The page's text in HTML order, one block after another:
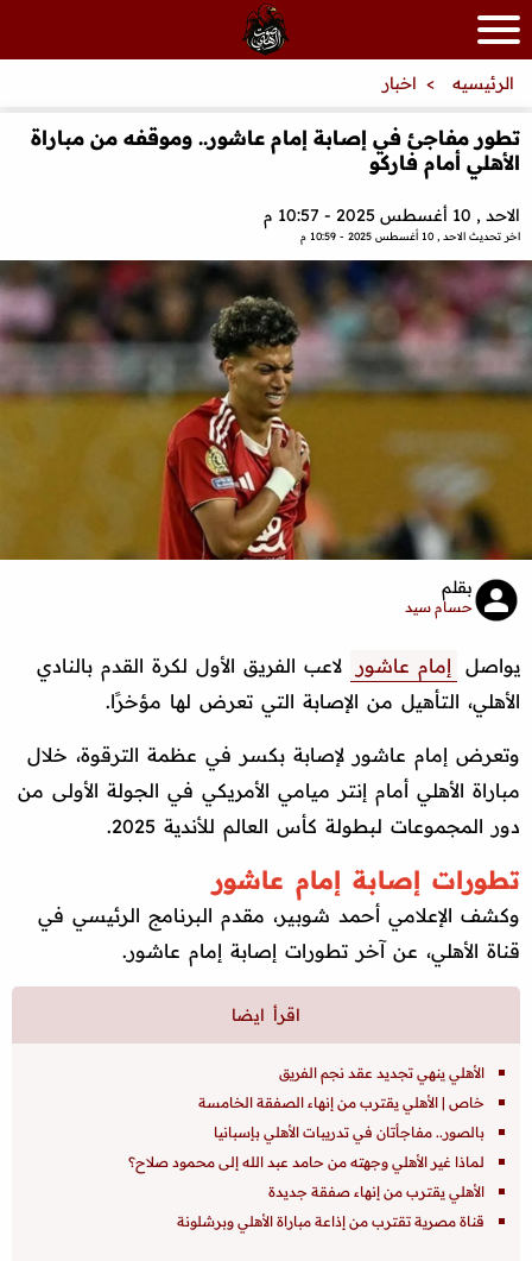
الرئيسيه اخبار
تطور مفاجئ في إصابة إمام عاشور.. وموقفه من مباراة
الأهلي أمام فاركو
الاحد , 10 أغسطس 2025 - 10:57 م
اخر تحديث الاحد , 10 أغسطس 2025 - 10:59 م
بقلم
حسام سيد
يواصل إمام عاشور
لاعب الفريق الأول لكرة القدم بالنادي
الأهلي، التأهيل من الإصابة التي تعرض لها مؤخرًا.
وتعرض إمام عاشور لإصابة بكسر في عظمة الترقوة، خلال
مباراة الأهلي أمام إنتر ميامي الأمريكي في الجولة الأولى من
دور المجموعات لبطولة كأس العالم للأندية 2025.
تطورات إصابة إمام عاشور
وكشف الإعلامي أحمد شوبير، مقدم البرنامج الرئيسي في
قناة الأهلي، عن آخر تطورات إصابة إمام عاشور.
الأهلي ينهي تجديد عقد نجم الفريق
خاص | الأهلي يقترب من إنهاء الصفقة الخامسة
بالصور.. مفاجأتان في تدريبات الأهلي بإسبانيا
لماذا غير الأهلي وجهته من حامد عبد الله إلى محمود صلاح؟
الأهلي يقترب من إنهاء صفقة جديدة
قناة مصرية تقترب من إذاعة مباراة الأهلي وبرشلونة